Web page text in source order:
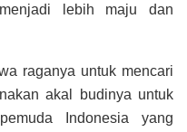
lebih maju dan
raganya untuk mencari
akal budinya untuk
Indonesia yang